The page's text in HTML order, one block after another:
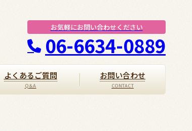
お気軽にお問い合わせください
06-6634-0889
よくあるご質問 お問い合わせ